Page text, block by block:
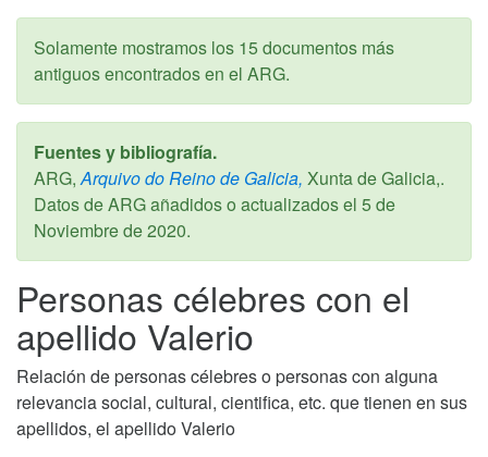
Solamente mostramos los 15 documentos más
antiguos encontrados en el ARG.
Fuentes y bibliografía.
ARG, Arquivo do Reino de Galicia, Xunta de Galicia,.
Datos de ARG añadidos o actualizados el 5 de
Noviembre de 2020.
Personas célebres con el
apellido Valerio
Relación de personas célebres o personas con alguna
relevancia social, cultural, cientifica, etc. que tienen en sus
apellidos, el apellido Valerio